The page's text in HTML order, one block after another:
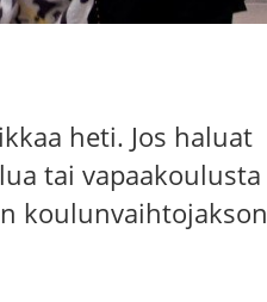
heti. Jos haluat
tai vapaakoulusta
koulunvaihtojakson